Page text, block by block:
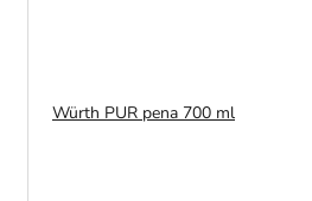
Würth PUR pena 700 ml